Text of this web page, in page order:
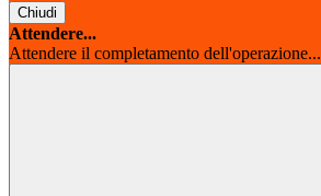
Chiudi
Attendere...
Attendere il completamento dell'operazione...